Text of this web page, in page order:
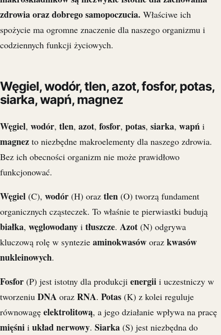
zdrowia oraz dobrego samopoczucia. Właściwe ich
spożycie ma ogromne znaczenie dla naszego organizmu i
codziennych funkcji życiowych.
Węgiel, wodór, tlen, azot, fosfor, potas,
siarka, wapń, magnez
Węgiel, wodór, tlen, azot, fosfor, potas, siarka, wapń i
magnez to niezbędne makroelementy dla naszego zdrowia.
Bez ich obecności organizm nie może prawidłowo
funkcjonować.
Węgiel (C), wodór (H) oraz tlen (O) tworzą fundament
organicznych cząsteczek. To właśnie te pierwiastki budują
białka, węglowodany i tłuszcze. Azot (N) odgrywa
kluczową rolę w syntezie aminokwasów oraz kwasów
nukleinowych.
Fosfor (P) jest istotny dla produkcji energii i uczestniczy w
tworzeniu DNA oraz RNA. Potas (K) z kolei reguluje
równowagę elektrolitową, a jego działanie wpływa na pracę
mięśni i układ nerwowy. Siarka (S) jest niezbędna do